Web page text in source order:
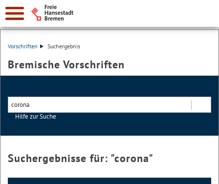
Vorschriften Suchergebnis
Bremische Vorschriften
Hilfe zur Suche
Suchergebnisse für: "corona"